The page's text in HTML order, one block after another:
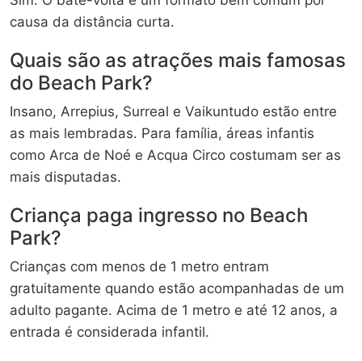
causa da distância curta.
Quais são as atrações mais famosas
do Beach Park?
Insano, Arrepius, Surreal e Vaikuntudo estão entre
as mais lembradas. Para família, áreas infantis
como Arca de Noé e Acqua Circo costumam ser as
mais disputadas.
Criança paga ingresso no Beach
Park?
Crianças com menos de 1 metro entram
gratuitamente quando estão acompanhadas de um
adulto pagante. Acima de 1 metro e até 12 anos, a
entrada é considerada infantil.